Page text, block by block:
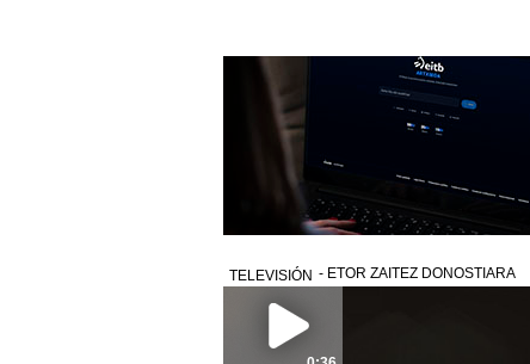
TELEVISIÓN - ETOR ZAITEZ DONOSTIARA